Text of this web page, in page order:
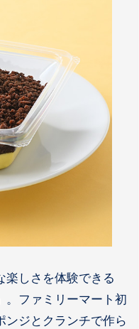
楽しさを体験できる
。ファミリーマート初
ンジとクランチで作ら